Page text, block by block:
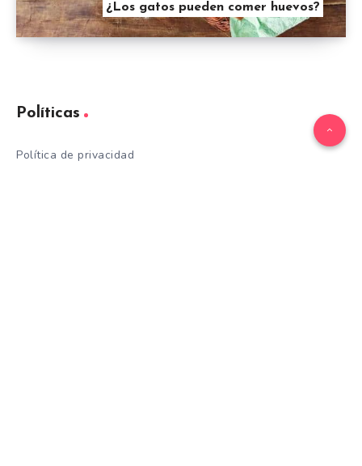
¿Los gatos pueden comer huevos?
Políticas
Política de privacidad